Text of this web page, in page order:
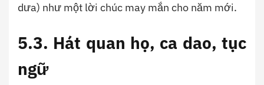
dưa) như một lời chúc may mắn cho năm mới.
5.3. Hát quan họ, ca dao, tục
ngữ